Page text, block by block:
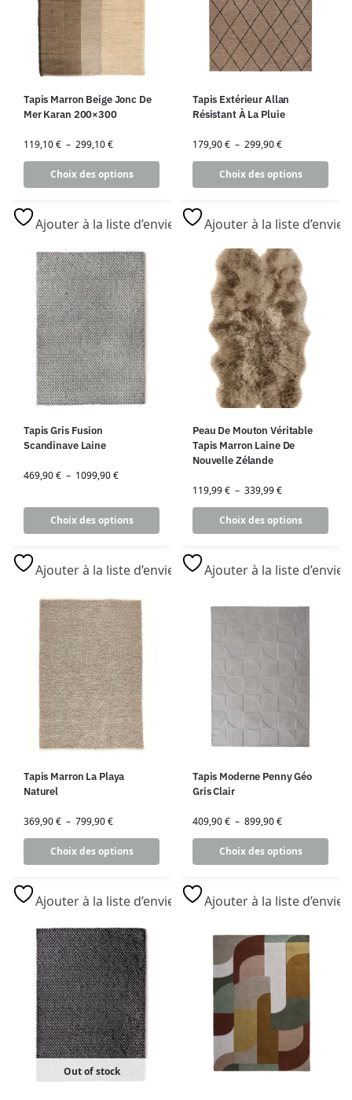
Tapis Marron Beige Jonc De
Mer Karan 200×300
119,10€ – 299,10€
Choix des options
Ajouter à la liste d’envies
Tapis Extérieur Allan
Résistant À La Pluie
179,90€ – 299,90€
Choix des options
Ajouter à la liste d’envies
Tapis Gris Fusion
Scandinave Laine
469,90€ – 1099,90€
Choix des options
Ajouter à la liste d’envies
Peau De Mouton Véritable
Tapis Marron Laine De
Nouvelle Zélande
119,99€ – 339,99€
Choix des options
Ajouter à la liste d’envies
Tapis Marron La Playa
Naturel
369,90€ – 799,90€
Choix des options
Ajouter à la liste d’envies
Tapis Moderne Penny Géo
Gris Clair
409,90€ – 899,90€
Choix des options
Ajouter à la liste d’envies
Out of stock